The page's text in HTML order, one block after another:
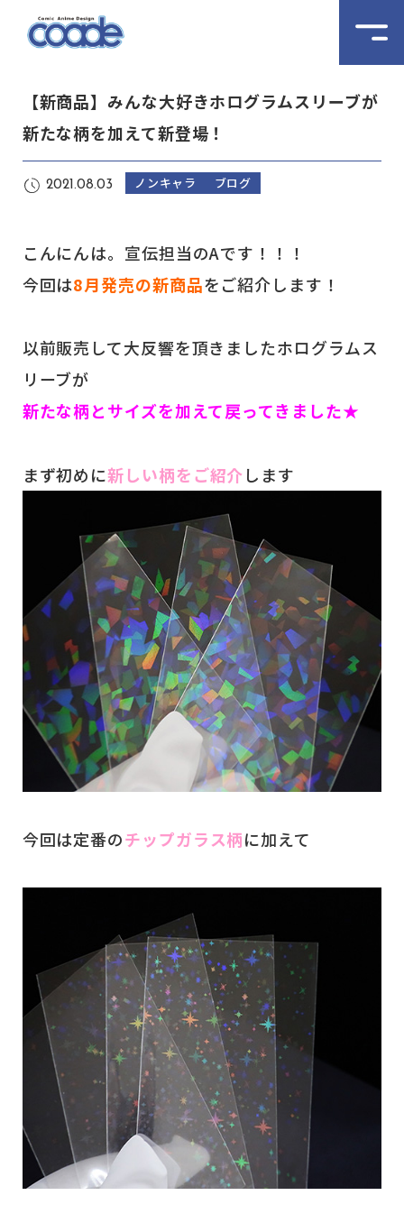
【新商品】みんな大好きホログラムスリーブが
新たな柄を加えて新登場！
2021.08.03 ノンキャラ ブログ
こんにんは。宣伝担当のAです！！！
今回は8月発売の新商品をご紹介します！
以前販売して大反響を頂きましたホログラムス
リーブが
新たな柄とサイズを加えて戻ってきました★
まず初めに新しい柄をご紹介します
今回は定番のチップガラス柄に加えて